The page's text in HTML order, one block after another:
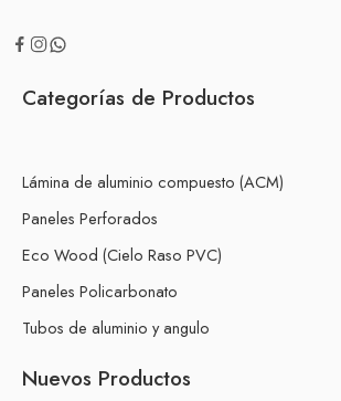
Categorías de Productos
Lámina de aluminio compuesto (ACM)
Paneles Perforados
Eco Wood (Cielo Raso PVC)
Paneles Policarbonato
Tubos de aluminio y angulo
Nuevos Productos